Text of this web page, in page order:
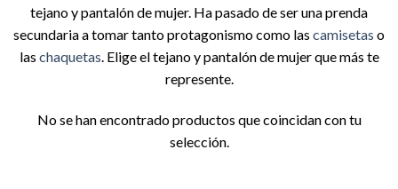
tejano y pantalón de mujer. Ha pasado de ser una prenda
secundaria a tomar tanto protagonismo como las camisetas o
las chaquetas. Elige el tejano y pantalón de mujer que más te
represente.
No se han encontrado productos que coincidan con tu
selección.